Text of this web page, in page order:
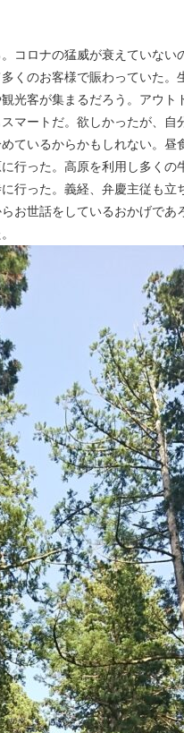
コロナの猛威が衰えていな
くのお客様で賑わっていた
光客が集まるだろう。アウ
マートだ。欲しかったが、
ているからかもしれない。
行った。高原を利用し多く
行った。義経、弁慶主従も立
お世話をしているおかげで